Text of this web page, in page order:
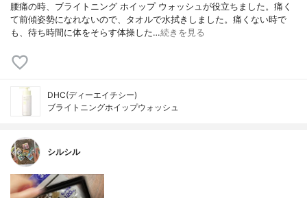
腰痛の時、ブライトニング ホイップ ウォッシュが役立ちました。痛く
て前傾姿勢になれないので、タオルで水拭きしました。痛くない時で
も、待ち時間に体をそらす体操した…続きを見る
DHC(ディーエイチシー)
ブライトニングホイップウォッシュ
シルシル